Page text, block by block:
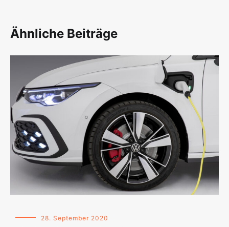
Ähnliche Beiträge
28. September 2020